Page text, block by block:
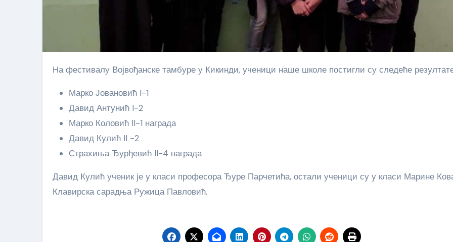
На фестивалу Војвођанске тамбуре у Кикинди, ученици наше школе постигли су следеће
Марко Јовановић I-1
Давид Антунић I-2
Марко Коловић II-1 награда
Давид Кулић II -2
Страхиња Ђурђевић II-4 награда
Давид Кулић ученик је у класи професора Ђуре Парчетића, остали ученици су у класи Марине
Клавирска сарадња Ружица Павловић.